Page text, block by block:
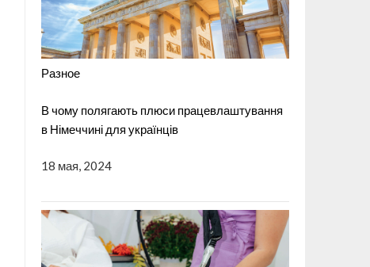
Разное
В чому полягають плюси працевлаштування
в Німеччині для українців
18 мая, 2024